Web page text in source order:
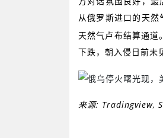
从俄罗斯进口的天
天然气卢布结算通道
下跌，朝入侵日前未
来源: Tradingview,